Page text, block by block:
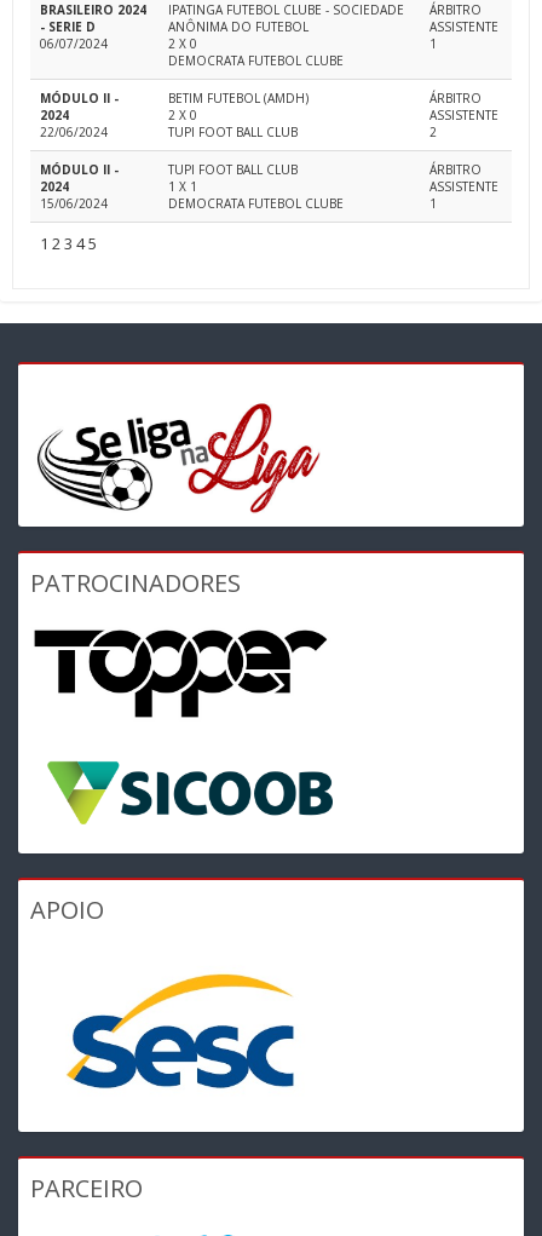
BRASILEIRO 2024
- SERIE D
06/07/2024
IPATINGA FUTEBOL CLUBE - SOCIEDADE
ANÔNIMA DO FUTEBOL
2 X 0
DEMOCRATA FUTEBOL CLUBE
ÁRBITRO
ASSISTENTE
1
MÓDULO II -
2024
22/06/2024
BETIM FUTEBOL (AMDH)
2 X 0
TUPI FOOT BALL CLUB
ÁRBITRO
ASSISTENTE
2
MÓDULO II -
2024
15/06/2024
TUPI FOOT BALL CLUB
1 X 1
DEMOCRATA FUTEBOL CLUBE
ÁRBITRO
ASSISTENTE
1
1 23 45
PATROCINADORES
APOIO
PARCEIRO